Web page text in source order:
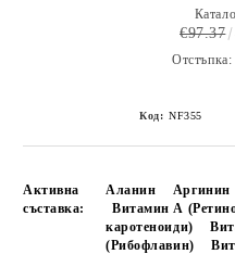
€97.37
Отстъпка:
Код: NF355
Активна
съставка:
Аланин Аргинин
Витамин А
каротеноиди)
(Рибофлавин)